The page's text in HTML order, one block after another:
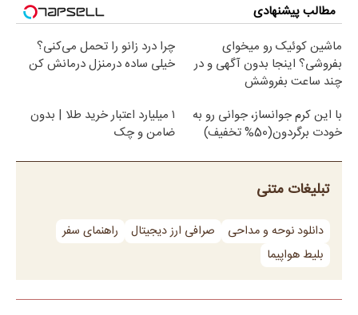
مطالب پیشنهادی
ماشین کوئیک رو میخوای
بفروشی؟ اینجا بدون آگهی و در
چند ساعت بفروشش
چرا درد زانو را تحمل می‌کنی؟
خیلی ساده درمنزل درمانش کن
با این کرم جوانساز، جوانی رو به
خودت برگردون(50% تخفیف)
۱ میلیارد اعتبار خرید طلا | بدون
ضامن و چک
تبلیغات متنی
دانلود نوحه و مداحی صرافی ارز دیجیتال
راهنمای سفر
بلیط هواپیما